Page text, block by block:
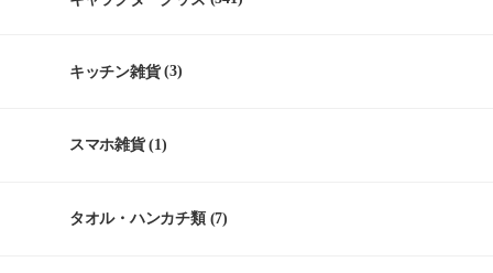
キッチン雑貨(3)
スマホ雑貨(1)
タオル・ハンカチ類(7)